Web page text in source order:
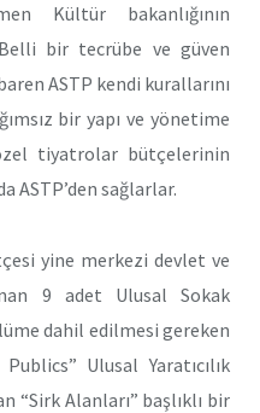
Kültür bakanlığının
bir tecrübe ve güven
ASTP kendi kurallarını
bir yapı ve yönetime
tiyatrolar bütçelerinin
ASTP’den sağlarlar.
yine merkezi devlet ve
9 adet Ulusal Sokak
dahil edilmesi gereken
Ulusal Yaratıcılık
“Sirk Alanları” başlıklı bir